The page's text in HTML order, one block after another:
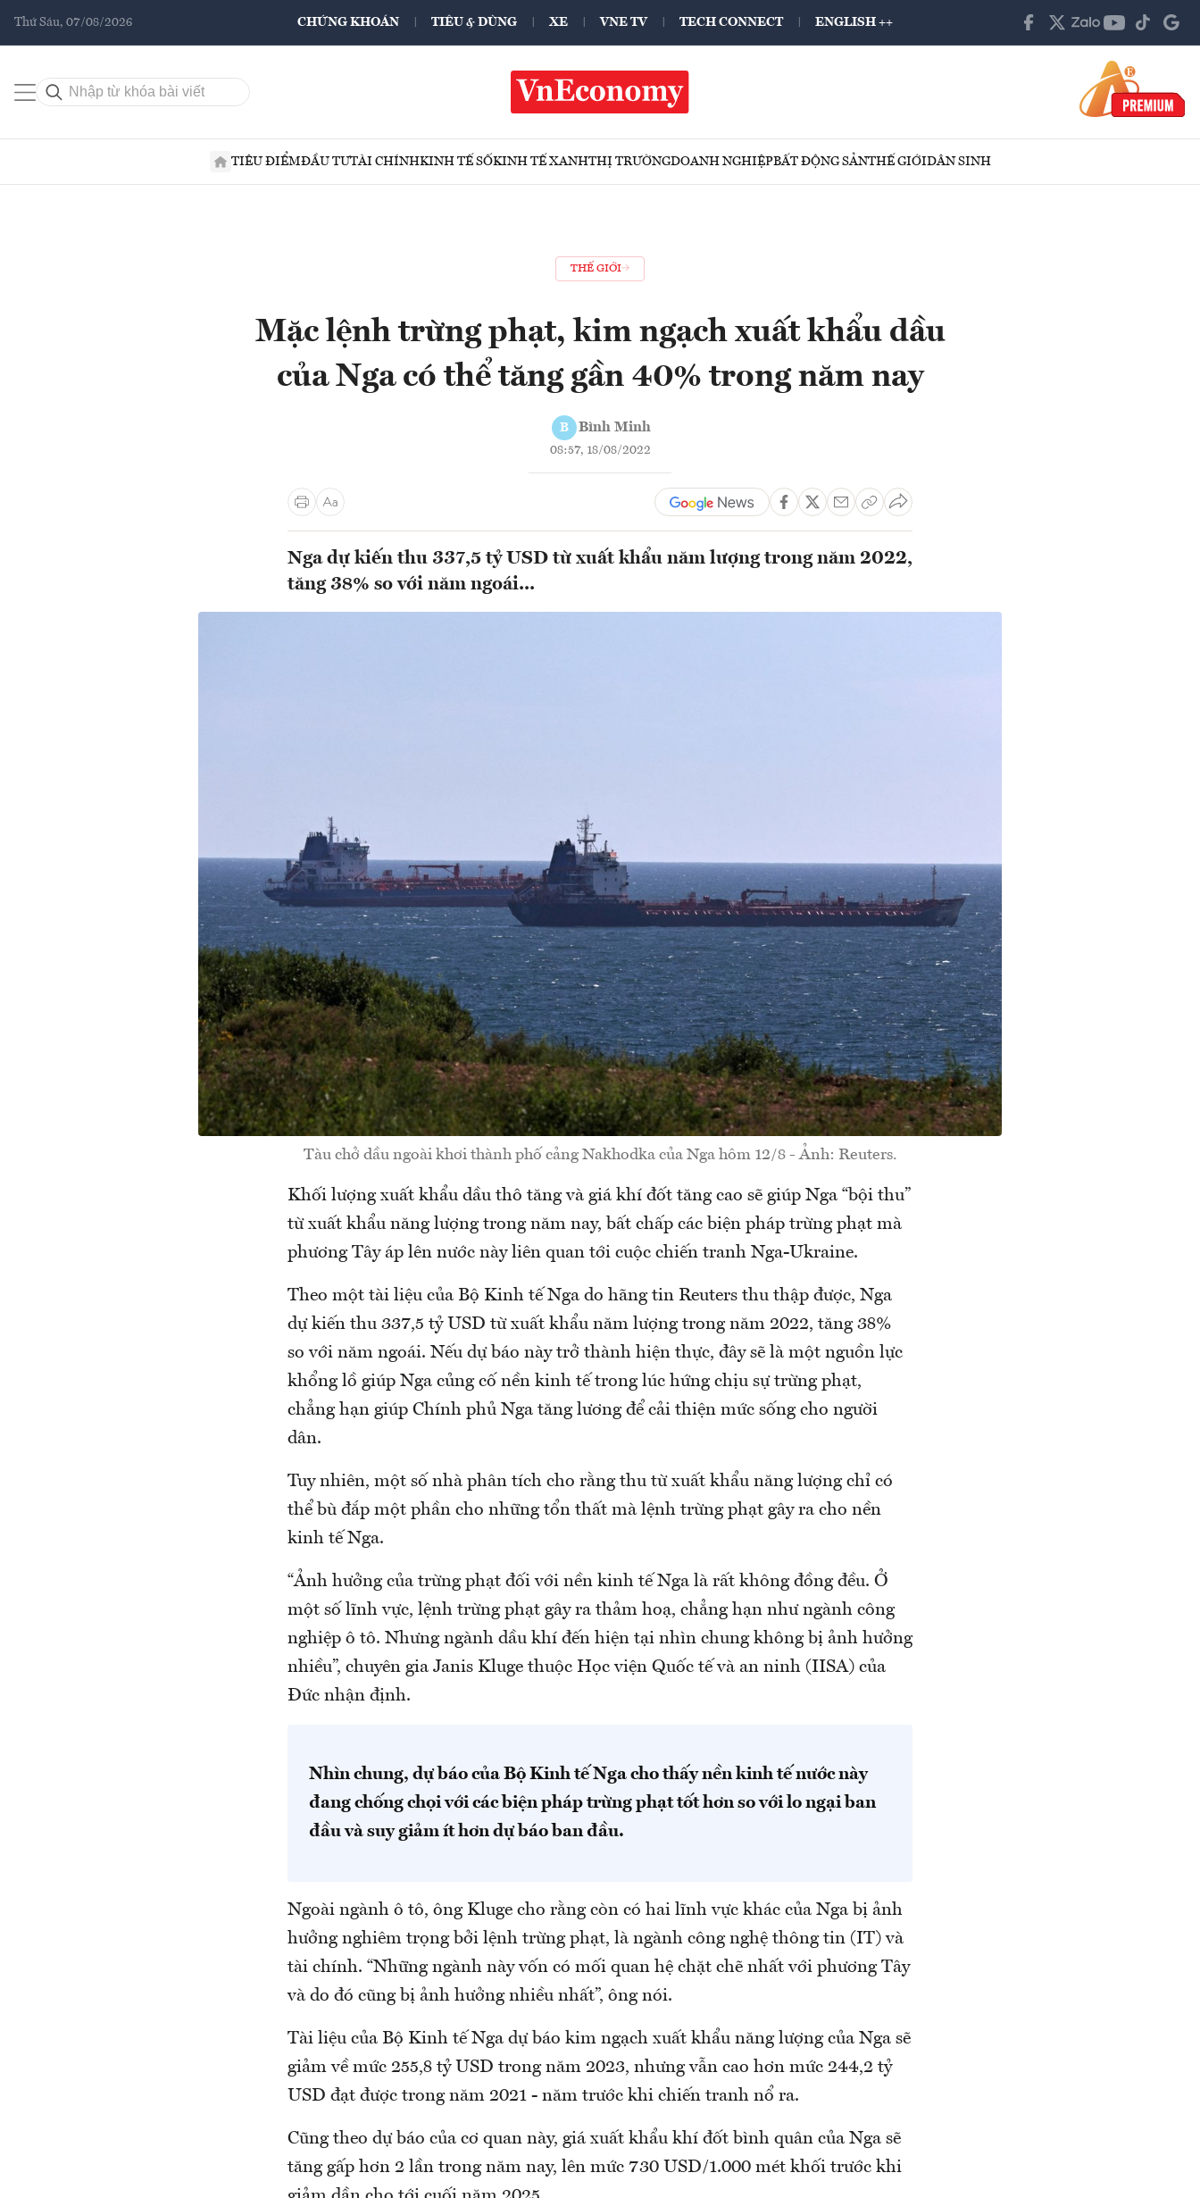
Thứ Sáu, 07/08/2026 CHỨNG KHOÁN TIÊU & DÙNG XE VNE TV TECH CONNECT ENGLISH ++
TIÊU ĐIỂMĐẦU TƯTÀI CHÍNHKINH TẾ SỐKINH TẾ XANHTHỊ TRƯỜNGDOANH NGHIỆPBẤT ĐỘNG SẢNTHẾ GIỚIDÂN SINH
THẾ GIỚI
Mặc lệnh trừng phạt, kim ngạch xuất khẩu dầu
của Nga có thể tăng gần 40% trong năm nay
B Bình Minh
08:57, 18/08/2022
Nga dự kiến thu 337,5 tỷ USD từ xuất khẩu năm lượng trong năm 2022,
tăng 38% so với năm ngoái...
Tàu chở dầu ngoài khơi thành phố cảng Nakhodka của Nga hôm 12/8 - Ảnh: Reuters.
Khối lượng xuất khẩu dầu thô tăng và giá khí đốt tăng cao sẽ giúp Nga “bội thu”
từ xuất khẩu năng lượng trong năm nay, bất chấp các biện pháp trừng phạt mà
phương Tây áp lên nước này liên quan tới cuộc chiến tranh Nga-Ukraine.
Theo một tài liệu của Bộ Kinh tế Nga do hãng tin Reuters thu thập được, Nga
dự kiến thu 337,5 tỷ USD từ xuất khẩu năm lượng trong năm 2022, tăng 38%
so với năm ngoái. Nếu dự báo này trở thành hiện thực, đây sẽ là một nguồn lực
khổng lồ giúp Nga củng cố nền kinh tế trong lúc hứng chịu sự trừng phạt,
chẳng hạn giúp Chính phủ Nga tăng lương để cải thiện mức sống cho người
dân.
Tuy nhiên, một số nhà phân tích cho rằng thu từ xuất khẩu năng lượng chỉ có
thể bù đắp một phần cho những tổn thất mà lệnh trừng phạt gây ra cho nền
kinh tế Nga.
“Ảnh hưởng của trừng phạt đối với nền kinh tế Nga là rất không đồng đều. Ở
một số lĩnh vực, lệnh trừng phạt gây ra thảm hoạ, chẳng hạn như ngành công
nghiệp ô tô. Nhưng ngành dầu khí đến hiện tại nhìn chung không bị ảnh hưởng
nhiều”, chuyên gia Janis Kluge thuộc Học viện Quốc tế và an ninh (IISA) của
Đức nhận định.
Nhìn chung, dự báo của Bộ Kinh tế Nga cho thấy nền kinh tế nước này
đang chống chọi với các biện pháp trừng phạt tốt hơn so với lo ngại ban
đầu và suy giảm ít hơn dự báo ban đầu.
Ngoài ngành ô tô, ông Kluge cho rằng còn có hai lĩnh vực khác của Nga bị ảnh
hưởng nghiêm trọng bởi lệnh trừng phạt, là ngành công nghệ thông tin (IT) và
tài chính. “Những ngành này vốn có mối quan hệ chặt chẽ nhất với phương Tây
và do đó cũng bị ảnh hưởng nhiều nhất”, ông nói.
Tài liệu của Bộ Kinh tế Nga dự báo kim ngạch xuất khẩu năng lượng của Nga sẽ
giảm về mức 255,8 tỷ USD trong năm 2023, nhưng vẫn cao hơn mức 244,2 tỷ
USD đạt được trong năm 2021 - năm trước khi chiến tranh nổ ra.
Cũng theo dự báo của cơ quan này, giá xuất khẩu khí đốt bình quân của Nga sẽ
tăng gấp hơn 2 lần trong năm nay, lên mức 730 USD/1.000 mét khối trước khi